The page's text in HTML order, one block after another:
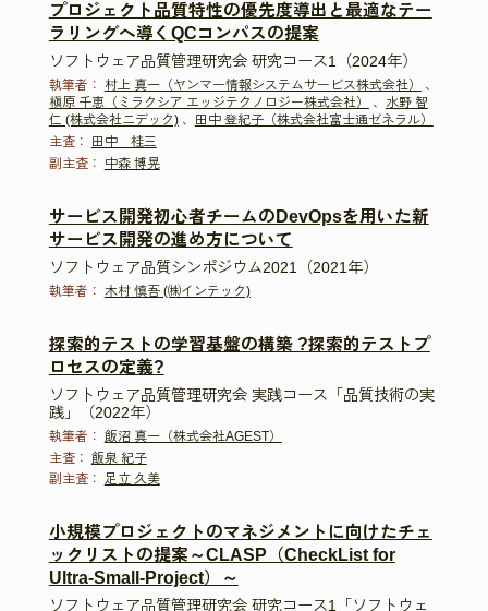
プロジェクト品質特性の優先度導出と最適なテー
ラリングへ導くQCコンパスの提案
ソフトウェア品質管理研究会 研究コース1（2024年）
執筆者： 村上 真一（ヤンマー情報システムサービス株式会社）
、
槇原 千恵（ミラクシア エッジテクノロジー株式会社）
、 水野 智
仁 (株式会社ニデック)、 田中 登紀子（株式会社富士通ゼネラル）
主査：
田中 桂三
副主査：
中森 博晃
サービス開発初心者チームのDevOpsを用いた新
サービス開発の進め方について
ソフトウェア品質シンポジウム2021（2021年）
執筆者： 木村 慎吾 (㈱インテック)
探索的テストの学習基盤の構築 ?探索的テストプ
ロセスの定義?
ソフトウェア品質管理研究会 実践コース「品質技術の実
践」（2022年）
執筆者： 飯沼 真一（株式会社AGEST）
主査： 飯泉 紀子
副主査： 足立 久美
小規模プロジェクトのマネジメントに向けたチェ
ックリストの提案～CLASP（CheckList for
Ultra-Small-Project）～
ソフトウェア品質管理研究会 研究コース1「ソフトウェ